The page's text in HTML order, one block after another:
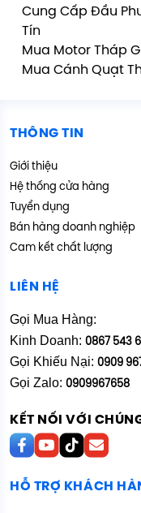
Cung Cấp Đầu
Tín
Mua Motor Tháp
Mua Cánh Quạt
THÔNG TIN
Giới thiệu
Hệ thống cửa hàng
Tuyển dụng
Bán hàng doanh nghiệp
Cam kết chất lượng
LIÊN HỆ
Gọi Mua Hàng:
Kinh Doanh: 0867 543
Gọi Khiếu Nại: 0909
Gọi Zalo: 0909967658
KẾT NỐI VỚI
HỖ TRỢ KHÁCH